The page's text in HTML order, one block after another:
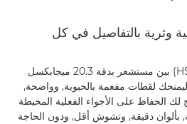
وثرية بالتفاصيل في كل
يجمع النظام عالي الحساسية (HS) بين مستشعر بدقة 20.3 ميجابكسل
ومعالجنا عالي الأداء DIGIC 6 ليمنحك لقطات مفعمة بالحيوية, وواضحة,
الحفاظ على الأجواء الفعلية المحيطة
بألوان دقيقة, وتشوش أقل, ودون الحاجة